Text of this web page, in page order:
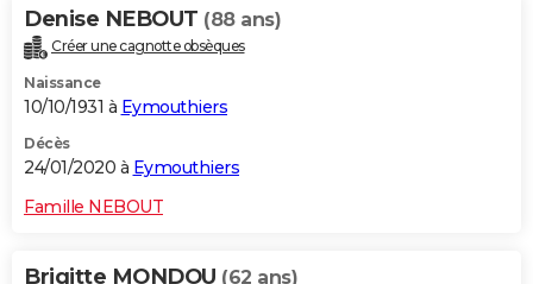
Denise NEBOUT (88 ans)
Créer une cagnotte obsèques
Naissance
10/10/1931 à Eymouthiers
Décès
24/01/2020 à Eymouthiers
Famille NEBOUT
Brigitte MONDOU (62 ans)